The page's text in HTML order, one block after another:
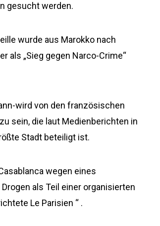
gesucht werden.
wurde aus Marokko nach
als „Sieg gegen Narco-Crime“
wird von den französischen
sein, die laut Medienberichten in
Stadt beteiligt ist.
wegen eines
als Teil einer organisierten
Le Parisien “ .